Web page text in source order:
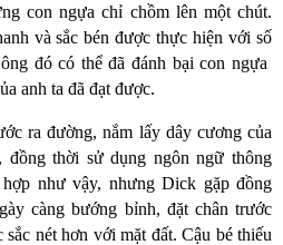
con ngựa chỉ chồm lên một chút.
và sắc bén được thực hiện với số
đó có thể đã đánh bại con ngựa
anh ta đã đạt được.
ra đường, nắm lấy dây cương của
thời sử dụng ngôn ngữ thông
như vậy, nhưng Dick gặp đồng
càng bướng bỉnh, đặt chân trước
nét hơn với mặt đất. Cậu bé thiếu